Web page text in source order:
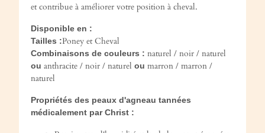
et contribue à améliorer votre position à cheval.
Disponible en :
Tailles :Poney et Cheval
Combinaisons de couleurs : naturel / noir / naturel
ou anthracite / noir / naturel ou marron / marron /
naturel
Propriétés des peaux d'agneau tannées
médicalement par Christ :